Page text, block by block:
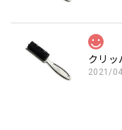
クリ
2021/